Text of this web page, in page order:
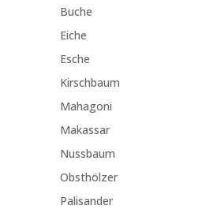
Buche
Eiche
Esche
Kirschbaum
Mahagoni
Makassar
Nussbaum
Obsthölzer
Palisander